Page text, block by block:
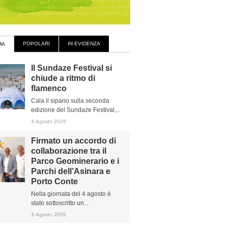
POPOLARI IN EVIDENZA
Il Sundaze Festival si
chiude a ritmo di
flamenco
Cala il sipario sulla seconda
edizione del Sundaze Festival,...
6 Agosto 2026
Firmato un accordo di
collaborazione tra il
Parco Geominerario e i
Parchi dell’Asinara e
Porto Conte
Nella giornata del 4 agosto è
stato sottoscritto un...
6 Agosto 2026